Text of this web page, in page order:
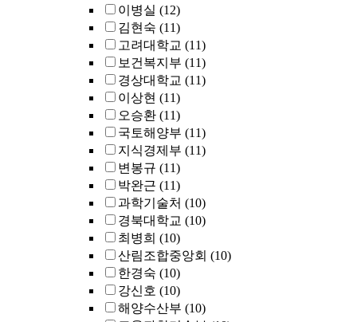
이병실 (12)
김현숙 (11)
고려대학교 (11)
보건복지부 (11)
경상대학교 (11)
이상현 (11)
오승환 (11)
국토해양부 (11)
지식경제부 (11)
변봉규 (11)
박완근 (11)
과학기술처 (10)
경북대학교 (10)
최병희 (10)
산림조합중앙회 (10)
한경숙 (10)
강신호 (10)
해양수산부 (10)